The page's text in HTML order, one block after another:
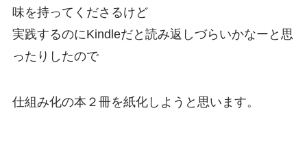
味を持ってくださるけど
実践するのにKindleだと読み返しづらいかなーと思
ったりしたので
仕組み化の本２冊を紙化しようと思います。